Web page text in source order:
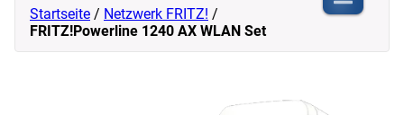
Startseite / Netzwerk FRITZ! /
FRITZ!Powerline 1240 AX WLAN Set